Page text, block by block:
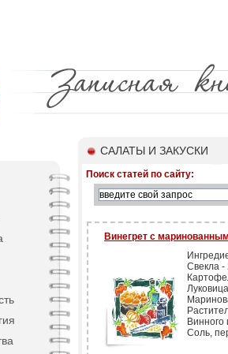
САЛАТЫ И ЗАКУСКИ
Поиск статей по сайту:
Винегрет с
Свекла
Винного
Соль,